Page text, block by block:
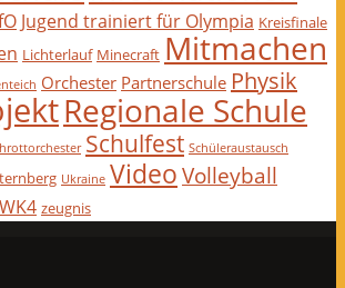
Jugend trainiert für Olympia Kreisfinale
Lichterlauf Minecraft Mitmachen
Orchester Partnerschule Physik
Regionale Schule
Schulfest Schüleraustausch
Ukraine VideoVolleyball
WK4 zeugnis